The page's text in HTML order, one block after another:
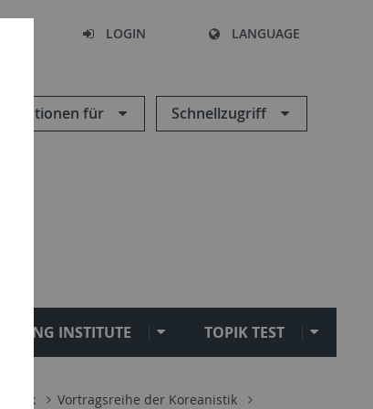
LOGIN LANGUAGE
für Schnellzugriff
SEJONG INSTITUTE TOPIK TEST
Vortragsreihe der Koreanistik